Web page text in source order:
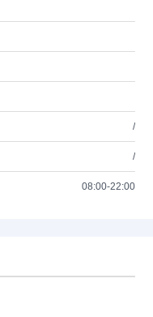
/
/
08:00-22:00